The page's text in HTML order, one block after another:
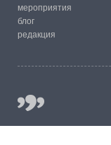
мероприятия
блог
редакция